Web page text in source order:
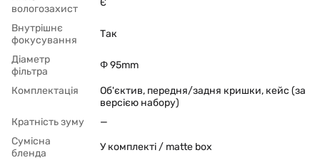
вологозахист
Внутрішнє
фокусування
Так
Діаметр
фільтра
Φ 95mm
Комплектація
Об'єктив, передня/задня кришки, кейс (за
версією набору)
Кратність зуму
—
Сумісна
бленда
У комплекті / matte box